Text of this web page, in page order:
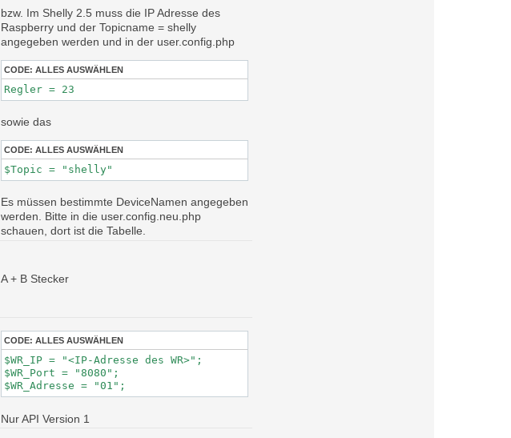
bzw. Im Shelly 2.5 muss die IP Adresse des
Raspberry und der Topicname = shelly
angegeben werden und in der user.config.php
CODE: ALLES AUSWÄHLEN
Regler = 23
sowie das
CODE: ALLES AUSWÄHLEN
$Topic = "shelly"
Es müssen bestimmte DeviceNamen angegeben
werden. Bitte in die user.config.neu.php
schauen, dort ist die Tabelle.
A + B Stecker
CODE: ALLES AUSWÄHLEN
$WR_IP = "<IP-Adresse des WR>";
$WR_Port = "8080";
$WR_Adresse = "01";
Nur API Version 1